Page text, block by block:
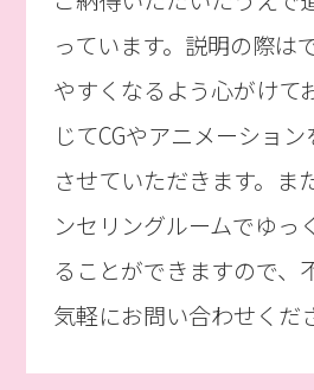
っています。説明の際は
やすくなるよう心がけて
じてCGやアニメーショ
させていただきます。ま
ンセリングルームでゆっ
ることができますので、
気軽にお問い合わせくだ